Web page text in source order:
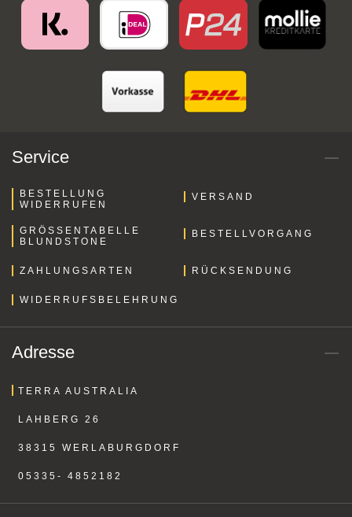
Service
BESTELLUNG
WIDERRUFEN
VERSAND
GRÖSSENTABELLE B
LUNDSTONE
BESTELLVORGANG
ZAHLUNGSARTEN RÜCKSENDUNG
WIDERRUFSBELEHRUNG
Adresse
TERRA AUSTRALIA
LAHBERG 26
38315 WERLABURGDORF
05335- 4852182